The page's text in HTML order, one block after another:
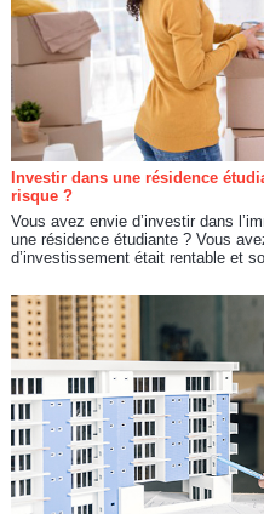
Investir dans une résidence
risque ?
Vous avez envie d’investir dans
une résidence étudiante ? Vous
d’investissement était rentable et